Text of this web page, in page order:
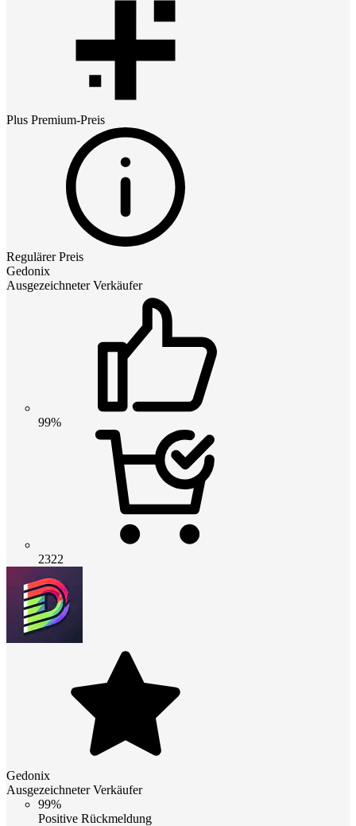
Plus Premium-Preis
Regulärer Preis
Gedonix
Ausgezeichneter Verkäufer
99%
2322
Gedonix
Ausgezeichneter Verkäufer
99%
Positive Rückmeldung